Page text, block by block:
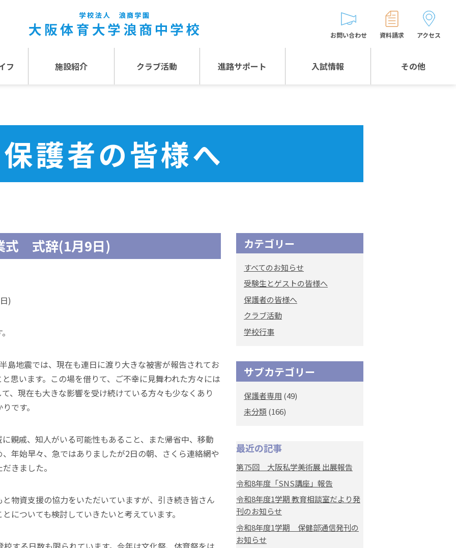
フ 施設紹介 クラブ活動 進路サポート 入試情報 その他
お問い合わせ 資料請求 アクセス
保護者の皆様へ
式 式辞(1月9日)
)
島地震では、現在も連日に渡り大きな被害が報告されてお
思います。この場を借りて、ご不幸に見舞われた方々には
、現在も大きな影響を受け続けている方々も少なくあり
です。
親戚、知人がいる可能性もあること、また帰省中、移動
年始早々、急ではありましたが2日の朝、さくら連絡網や
きました。
物資支援の協力をいただいていますが、引き続き皆さん
についても検討していきたいと考えています。
カテゴリー
すべてのお知らせ
受験生とゲストの皆様へ
保護者の皆様へ
クラブ活動
学校行事
サブカテゴリー
保護者専用 (49)
未分類 (166)
最近の記事
第75回 大阪私学美術展 出展報告
令和8年度「SNS講座」報告
令和8年度1学期 教育相談室だより発
刊のお知らせ
令和8年度1学期 保健部通信発刊の
お知らせ